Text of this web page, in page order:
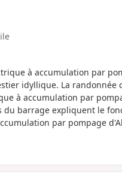
à accumulation par
idyllique. La randonnée
à accumulation par
du barrage expliquent le
par pompage
historique, la Deutsche
des chemins bien
De magnifiques